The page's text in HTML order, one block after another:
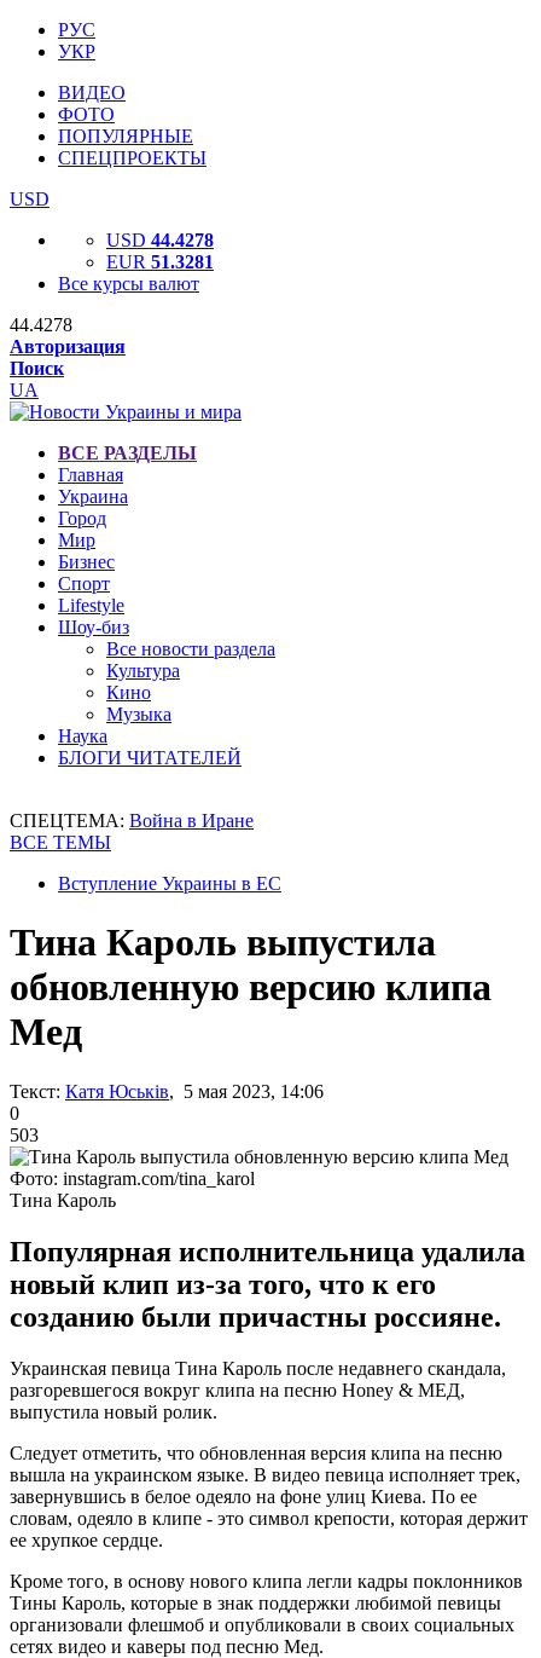
РУС
УКР
ВИДЕО
ФОТО
ПОПУЛЯРНЫЕ
СПЕЦПРОЕКТЫ
USD
USD 44.4278
EUR 51.3281
Все курсы валют
44.4278
Авторизация
Поиск
UA
ВСЕ РАЗДЕЛЫ
Главная
Украина
Город
Мир
Бизнес
Спорт
Lifestyle
Шоу-биз
Все новости раздела
Культура
Кино
Музыка
Наука
БЛОГИ ЧИТАТЕЛЕЙ
СПЕЦТЕМА: Война в Иране
ВСЕ ТЕМЫ
Вступление Украины в ЕС
Тина Кароль выпустила
обновленную версию клипа
Мед
Текст: Катя Юськів, 5 мая 2023, 14:06
0
503
Фото: instagram.com/tina_karol
Тина Кароль
Популярная исполнительница удалила
новый клип из-за того, что к его
созданию были причастны россияне.
Украинская певица Тина Кароль после недавнего скандала,
разгоревшегося вокруг клипа на песню Honey & МЕД,
выпустила новый ролик.
Следует отметить, что обновленная версия клипа на песню
вышла на украинском языке. В видео певица исполняет трек,
завернувшись в белое одеяло на фоне улиц Киева. По ее
словам, одеяло в клипе - это символ крепости, которая держит
ее хрупкое сердце.
Кроме того, в основу нового клипа легли кадры поклонников
Тины Кароль, которые в знак поддержки любимой певицы
организовали флешмоб и опубликовали в своих социальных
сетях видео и каверы под песню Мед.